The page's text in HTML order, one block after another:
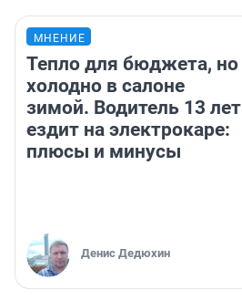
МНЕНИЕ
Тепло для бюджета, но
холодно в салоне
зимой. Водитель 13 лет
ездит на электрокаре:
плюсы и минусы
Денис Дедюхин